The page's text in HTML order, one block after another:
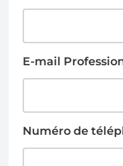
E-mail
Numéro de